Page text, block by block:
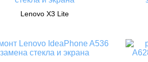
Lenovo X3 Lite